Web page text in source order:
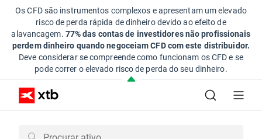
Os CFD são instrumentos complexos e apresentam um elevado
risco de perda rápida de dinheiro devido ao efeito de
alavancagem. 77% das contas de investidores não profissionais
perdem dinheiro quando negoceiam CFD com este distribuidor.
Deve considerar se compreende como funcionam os CFD e se
pode correr o elevado risco de perda do seu dinheiro.